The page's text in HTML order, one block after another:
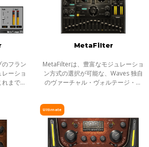
ング
ン
プ
ンサー
フラン
ーショ
まで実
スやデ
MetaFilter
MetaFilterは、豊富なモジュレーショ
ン方式の選択が可能な、Waves 独自
のヴァーチャル・ヴォルテージ・テ
ーで積極的な音作りをしたいときは
MetaFi
Ultimate